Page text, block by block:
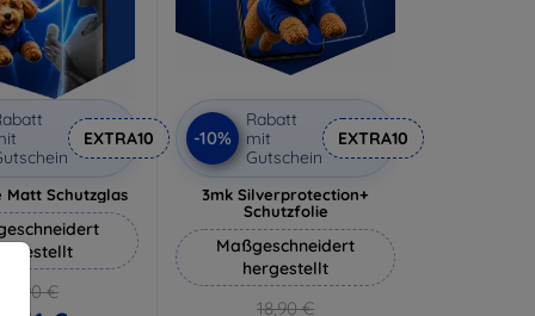
EXTRA10
Matt Schutzglas
12,90 €
-10%
Rabatt
mit
Gutschein
EXTRA10
3mk Silverprotection+
Schutzfolie
Maßgeschneidert
hergestellt
18,90 €